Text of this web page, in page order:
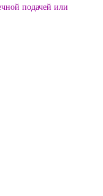
подачей или